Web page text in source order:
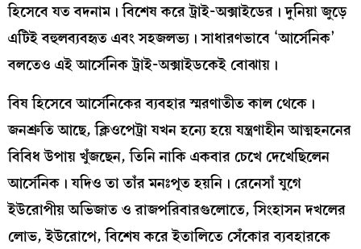
হিসেবে যত বদনাম। বিশেষ করে ট্রাই-অক্সাইডের। দুনিয়া জুড়ে
এটিই বহুলব্যবহৃত এবং সহজলভ্য। সাধারণভাবে ‘আর্সেনিক’
বলতেও এই আর্সেনিক ট্রাই-অক্সাইডকেই বোঝায়।
বিষ হিসেবে আর্সেনিকের ব্যবহার স্মরণাতীত কাল থেকে।
জনশ্রুতি আছে, ক্লিওপেট্রা যখন হন্যে হয়ে যন্ত্রণাহীন আত্মহননের
বিবিধ উপায় খুঁজছেন, তিনি নাকি একবার চেখে দেখেছিলেন
আর্সেনিক। যদিও তা তাঁর মনঃপূত হয়নি। রেনেসাঁ যুগে
ইউরোপীয় অভিজাত ও রাজপরিবারগুলোতে, সিংহাসন দখলের
লোভ, ইউরোপে, বিশেষ করে ইতালিতে সেঁকোর ব্যবহারকে